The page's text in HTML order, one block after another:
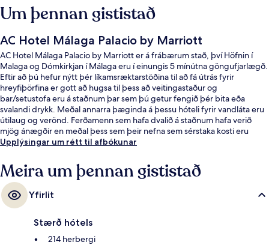
Um þennan gististað
AC Hotel Málaga Palacio by Marriott
AC Hotel Málaga Palacio by Marriott er á frábærum stað, því Höfnin í
Malaga og Dómkirkjan í Málaga eru í einungis 5 mínútna göngufjarlægð.
Eftir að þú hefur nýtt þér líkamsræktarstöðina til að fá útrás fyrir
hreyfiþörfina er gott að hugsa til þess að veitingastaður og
bar/setustofa eru á staðnum þar sem þú getur fengið þér bita eða
svalandi drykk. Meðal annarra þæginda á þessu hóteli fyrir vandláta eru
útilaug og verönd. Ferðamenn sem hafa dvalið á staðnum hafa verið
mjög ánægðir en meðal þess sem þeir nefna sem sérstaka kosti eru
hjálpsamt starfsfólk og góð staðsetning. Það er ekki langt að fara til að
göngufjarlægð og La Malagueta lestarstöðin í 10 mínútna.
Upplýsingar um rétt til afbókunar
Meira um þennan gististað
Yfirlit
Stærð hótels
214 herbergi